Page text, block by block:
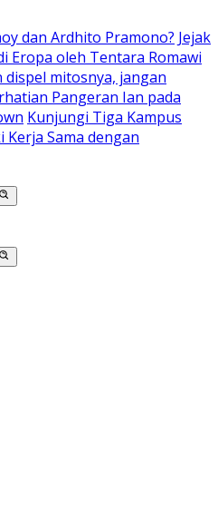
dan Ardhito Pramono? Jejak
Eropa oleh Tentara Romawi
dispel mitosnya, jangan
Pangeran Ian pada
Kunjungi Tiga Kampus
Kerja Sama dengan